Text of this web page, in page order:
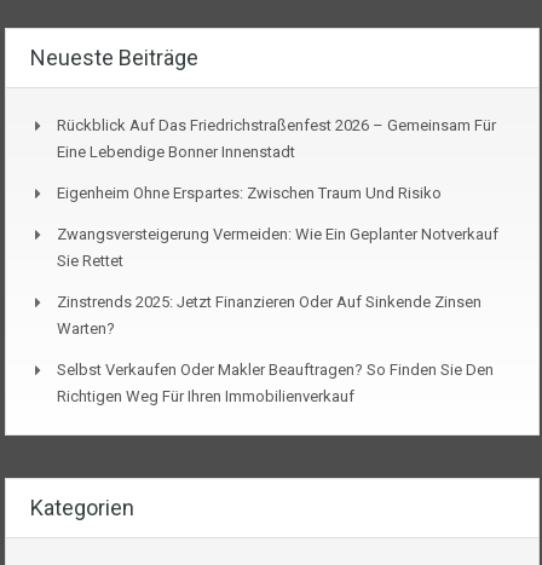
Neueste Beiträge
Rückblick Auf Das Friedrichstraßenfest 2026 – Gemeinsam Für
Eine Lebendige Bonner Innenstadt
Eigenheim Ohne Erspartes: Zwischen Traum Und Risiko
Zwangsversteigerung Vermeiden: Wie Ein Geplanter Notverkauf
Sie Rettet
Zinstrends 2025: Jetzt Finanzieren Oder Auf Sinkende Zinsen
Warten?
Selbst Verkaufen Oder Makler Beauftragen? So Finden Sie Den
Richtigen Weg Für Ihren Immobilienverkauf
Kategorien